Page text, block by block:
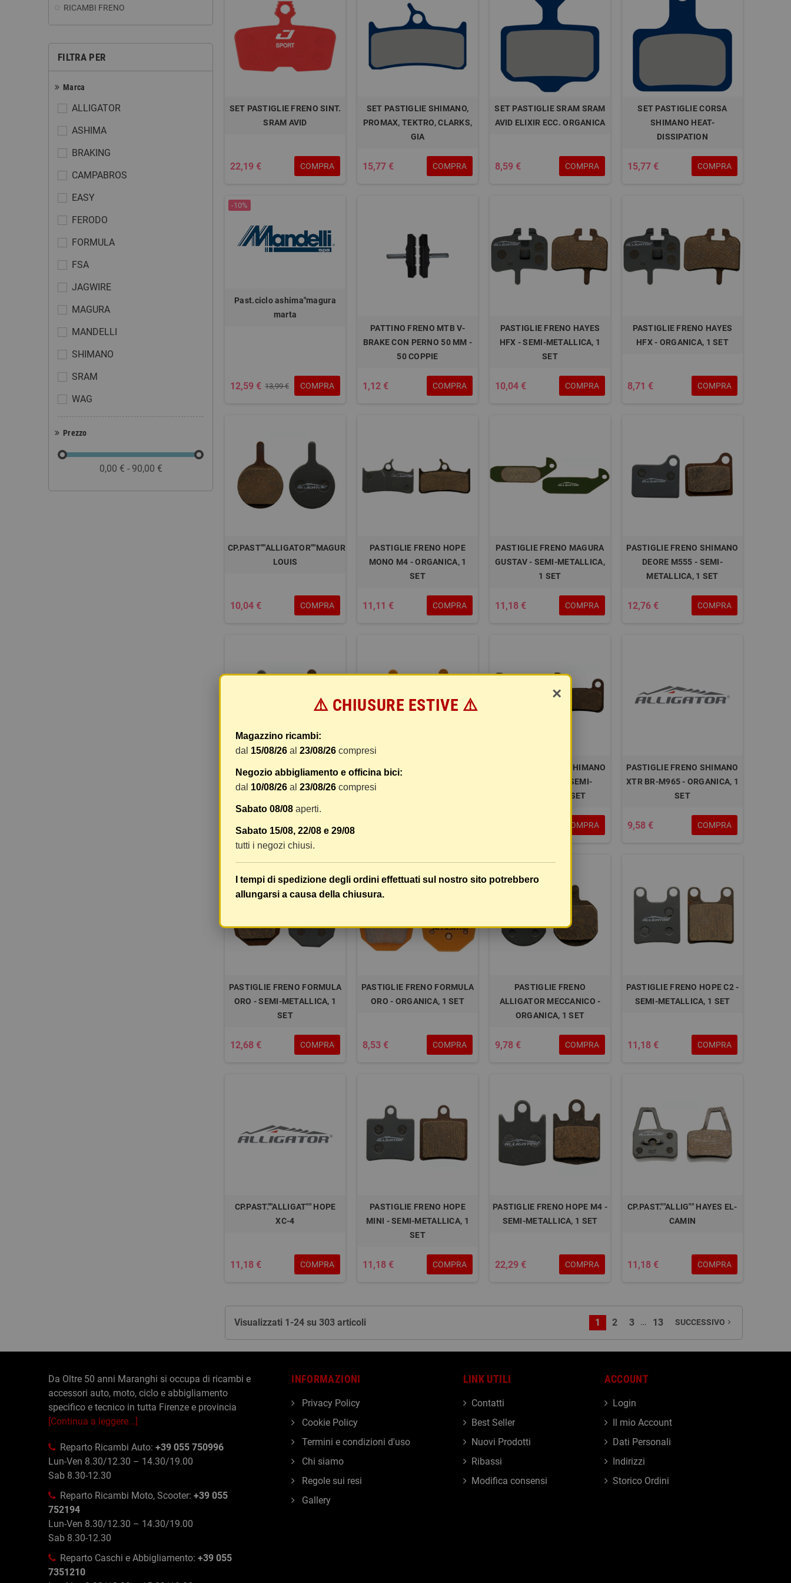
RICAMBI FRENO
FILTRA PER
Marca
ALLIGATOR
ASHIMA
BRAKING
CAMPABROS
EASY
FERODO
FORMULA
FSA
JAGWIRE
MAGURA
MANDELLI
SHIMANO
SRAM
WAG
Prezzo
0,00 € - 90,00 €
SET PASTIGLIE FRENO SINT.
SRAM AVID
22,19 € COMPRA
SET PASTIGLIE SHIMANO,
PROMAX, TEKTRO, CLARKS,
GIA
15,77 € COMPRA
SET PASTIGLIE SRAM SRAM
AVID ELIXIR ECC. ORGANICA
8,59 € COMPRA
SET PASTIGLIE CORSA
SHIMANO HEAT-
DISSIPATION
15,77 € COMPRA
-10%
Past.ciclo ashima"magura
marta
12,59 € 13,99 € COMPRA
PATTINO FRENO MTB V-
BRAKE CON PERNO 50 MM -
50 COPPIE
1,12 € COMPRA
PASTIGLIE FRENO HAYES
HFX - SEMI-METALLICA, 1
SET
10,04 € COMPRA
PASTIGLIE FRENO HAYES
HFX - ORGANICA, 1 SET
8,71 € COMPRA
CP.PAST""ALLIGATOR""MAGURA
LOUIS
10,04 € COMPRA
PASTIGLIE FRENO HOPE
MONO M4 - ORGANICA, 1
SET
11,11 € COMPRA
PASTIGLIE FRENO MAGURA
GUSTAV - SEMI-METALLICA,
1 SET
11,18 € COMPRA
PASTIGLIE FRENO SHIMANO
DEORE M555 - SEMI-
METALLICA, 1 SET
12,76 € COMPRA
PASTIGLIE FRENO SHIMANO
DEORE BR-M575 - SEMI-
12,14 € COMPRA
PASTIGLIE FRENO SHIMANO
PASTIGLIE FRENO SHIMANO
XTR BR-M965 - SEMI-
METALLICA, 1 SET
COMPRA
PASTIGLIE FRENO SHIMANO
XTR BR-M965 - ORGANICA, 1
SET
9,58 € COMPRA
PASTIGLIE FRENO FORMULA
ORO - SEMI-METALLICA, 1
SET
12,68 € COMPRA
PASTIGLIE FRENO FORMULA
ORO - ORGANICA, 1 SET
8,53 € COMPRA
PASTIGLIE FRENO
ALLIGATOR MECCANICO -
ORGANICA, 1 SET
9,78 € COMPRA
PASTIGLIE FRENO HOPE C2 -
SEMI-METALLICA, 1 SET
11,18 € COMPRA
CP.PAST.""ALLIGAT"" HOPE
XC-4
11,18 € COMPRA
PASTIGLIE FRENO HOPE
MINI - SEMI-METALLICA, 1
SET
11,18 € COMPRA
PASTIGLIE FRENO HOPE M4 -
SEMI-METALLICA, 1 SET
22,29 € COMPRA
CP.PAST.""ALLIG"" HAYES EL-
CAMIN
11,18 € COMPRA
Visualizzati 1-24 su 303 articoli 1 2 3 … 13 SUCCESSIVO navigate_next
×
⚠️ CHIUSURE ESTIVE ⚠️
Magazzino ricambi:
dal 15/08/26 al 23/08/26 compresi
Negozio abbigliamento e officina bici:
dal 10/08/26 al 23/08/26 compresi
Sabato 08/08 aperti.
Sabato 15/08, 22/08 e 29/08
tutti i negozi chiusi.
I tempi di spedizione degli ordini effettuati sul nostro sito potrebbero
allungarsi a causa della chiusura.
Da Oltre 50 anni Maranghi si occupa di ricambi e
accessori auto, moto, ciclo e abbigliamento
specifico e tecnico in tutta Firenze e provincia
[Continua a leggere...]
Reparto Ricambi Auto: +39 055 750996
Lun-Ven 8.30/12.30 – 14.30/19.00
Sab 8.30-12.30
Reparto Ricambi Moto, Scooter: +39 055
752194
Lun-Ven 8.30/12.30 – 14.30/19.00
Sab 8.30-12.30
Reparto Caschi e Abbigliamento: +39 055
7351210
LINK UTILI
Contatti
Best Seller
Nuovi Prodotti
Ribassi
Modifica consensi
ACCOUNT
Login
Il mio Account
Dati Personali
Indirizzi
Storico Ordini
INFORMAZIONI
Privacy Policy
Cookie Policy
Termini e condizioni d'uso
Chi siamo
Regole sui resi
Gallery